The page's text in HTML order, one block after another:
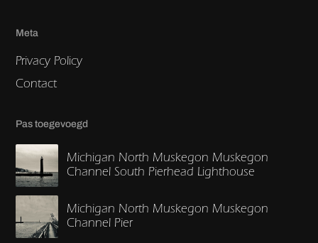
Meta
Privacy Policy
Contact
Pas toegevoegd
Michigan North Muskegon Muskegon
Channel South Pierhead Lighthouse
Michigan North Muskegon Muskegon
Channel Pier